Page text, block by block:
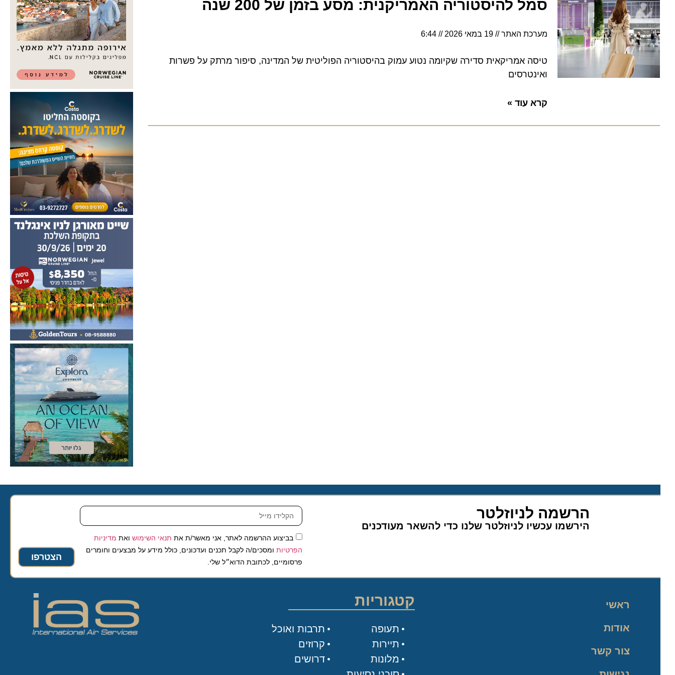
סמל להיסטוריה האמריקנית: מסע בזמן של 200 שנה
מערכת האתר 19 במאי 2026 6:44
טיסה אמריקאית סדירה שקיומה נטוע עמוק בהיסטוריה הפוליטית של המדינה, סיפור מרתק על פשרות
ואינטרסים
קרא עוד »
הרשמה לניוזלטר
הירשמו עכשיו לניוזלטר שלנו כדי להשאר מעודכנים
בביצוע ההרשמה לאתר, אני מאשר/ת אתתנאי השימושואת מדיניות
הפרטיותומסכים/ה לקבל תכנים ועדכונים, כולל מידע על מבצעים וחומרים
פרסומיים, לכתובת הדוא״ל שלי.
הצטרפו
ראשי
אודות
צור קשר
קטגוריות
תעופה
תיירות
מלונות
תרבות ואוכל
קרוזים
דרושים